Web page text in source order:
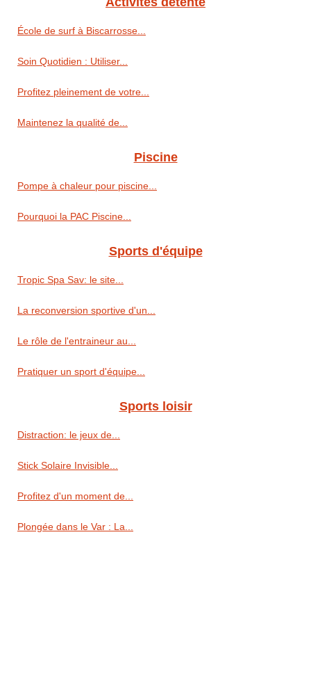
École de surf à Biscarrosse...
Soin Quotidien : Utiliser...
Profitez pleinement de votre...
Maintenez la qualité de...
Piscine
Pompe à chaleur pour piscine...
Pourquoi la PAC Piscine...
Sports d'équipe
Tropic Spa Sav: le site...
La reconversion sportive d'un...
Le rôle de l'entraineur au...
Pratiquer un sport d'équipe...
Sports loisir
Distraction: le jeux de...
Stick Solaire Invisible...
Profitez d'un moment de...
Plongée dans le Var : La...